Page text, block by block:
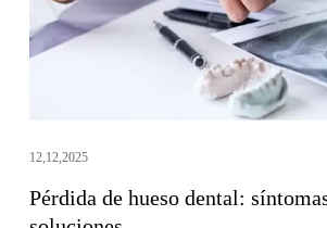
y
soluciones
12,12,2025
Pérdida de hueso dental: